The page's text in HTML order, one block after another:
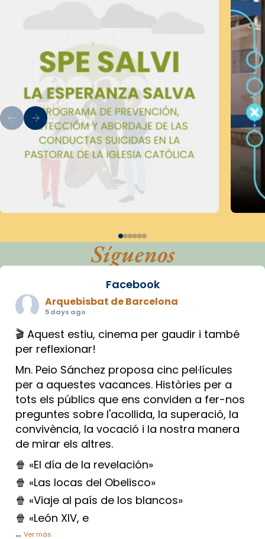
Síguenos
Facebook
Arquebisbat de Barcelona
5 days ago
🎬 Aquest estiu, cinema per gaudir i també
per reflexionar!
Mn. Peio Sánchez proposa cinc pel·lícules
per a aquestes vacances. Històries per a
tots els públics que ens conviden a fer-nos
preguntes sobre l'acollida, la superació, la
convivència, la vocació i la nostra manera
de mirar els altres.
🍿 «El día de la revelación»
🍿 «Las locas del Obelisco»
🍿 «Viaje al país de los blancos»
🍿 «León XIV, e
... Ver más